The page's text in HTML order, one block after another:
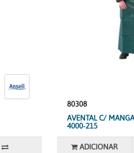
80308
AVENTAL C/
4000-215
ADICIONAR